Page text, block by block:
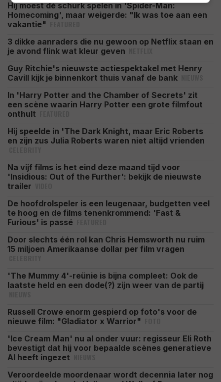
Hij moest dé schurk spelen in 'Spider-Man:
Homecoming', maar weigerde: "Ik was toe aan een
vakantie"
3 dikke aanraders die nu gewoon op Netflix staan en
je avond flink wat kleur geven
Guy Ritchie's nieuwste actiespektakel met Henry
Cavill kijk je binnenkort thuis vanaf de bank
In 'Harry Potter and the Chamber of Secrets' zit
een scène waarin Harry Potter een grote filmfout
onthult
Hij speelde in 'The Dark Knight, maar Eric Roberts
en zijn zus Julia Roberts waren niet altijd vrienden
Na vijf films is het eind deze maand tijd voor
'Insidious: Out of the Further': bekijk de nieuwste
trailer
De hoofdrolspeler is een leugenaar, budgetten veel
te hoog en de films tenenkrommend: 'Fast &
Furious' is passé
Door slechts één rol kan Chris Hemsworth nu ruim
15 miljoen Amerikaanse dollar per film vragen
'The Mummy 4'-reünie is bijna compleet: Ook de
laatste held en een dode(?) zijn weer van de partij
Russell Crowe enorm gespierd op foto's voor de
nieuwe film: "Gladiator x Warrior"
'Ice Cream Man' nu al onder vuur: regisseur Eli Roth
bevestigt dat hij voor bepaalde scènes generatieve
AI heeft ingezet
Veroordeelde moordenaar wordt decennia later nog